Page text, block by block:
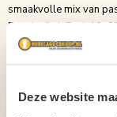
Deze website
smaakvolle mix van
Passionfruit Funk
Alcoholpercentage